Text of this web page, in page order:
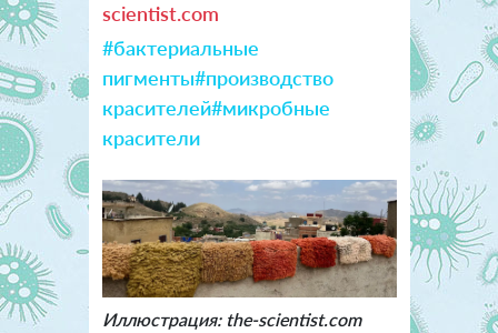
scientist.com
#бактериальные
пигменты#производство
красителей#микробные
красители
Иллюстрация: the-scientist.com